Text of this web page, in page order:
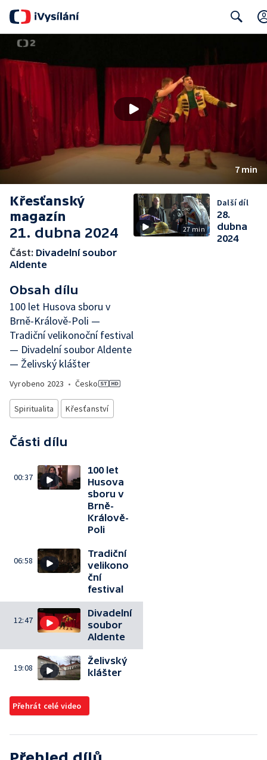
7 min
Křesťanský
magazín
21. dubna 2024
Část: Divadelní soubor
Aldente
Obsah dílu
100 let Husova sboru v
Brně-Králově-Poli —
Tradiční velikonoční festival
— Divadelní soubor Aldente
— Želivský klášter
Vyrobeno 2023 • Česko
Spiritualita Křesťanství
Části dílu
00:37
100 let
Husova
sboru v
Brně-
Králově-
Poli
06:58
Tradiční
velikono
ční
festival
12:47
Divadelní
soubor
Aldente
19:08
Želivský
klášter
Přehrát celé video
27 min
Další díl
28.
dubna
2024